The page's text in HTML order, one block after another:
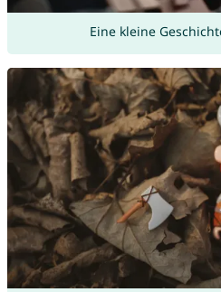
Eine kleine